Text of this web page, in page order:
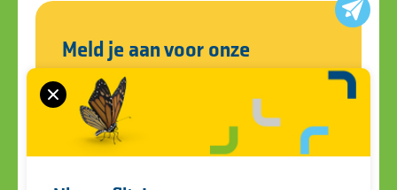
Meld je aan voor onze
nieuwsbrief
Blijf op de hoogte van alle ontwikkelingen
en ons laatste nieuws. Schrijf je in voor de